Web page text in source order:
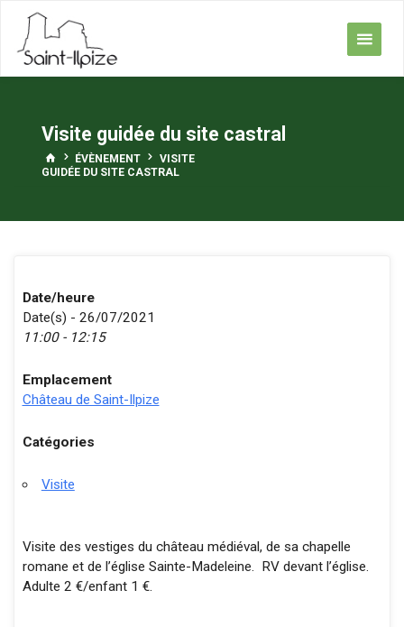
content
Visite guidée du site castral
HOMEÉVÈNEMENT
VISITE
GUIDÉE DU SITE CASTRAL
Date/heure
Date(s) - 26/07/2021
11:00 - 12:15
Emplacement
Château de Saint-Ilpize
Catégories
Visite
Visite des vestiges du château médiéval, de sa chapelle
romane et de l’église Sainte-Madeleine. RV devant l’église.
Adulte 2 €/enfant 1 €.